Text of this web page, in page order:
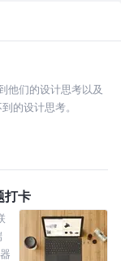
他们的设计思考以及
的设计思考。
打卡